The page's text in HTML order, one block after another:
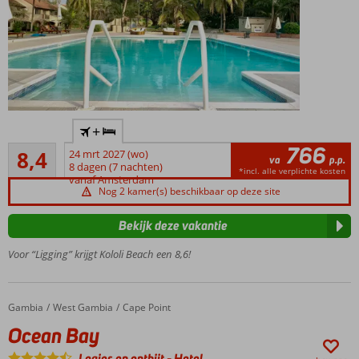
het
strand
loopafstand
van Kololi
Aapjes in
de
tuin
Ontbijt
mogelijk
8,4Zeer goed
165
beoordelingen
+
24 mrt 2027 (wo)
8 dagen (7 nachten)
vanaf Amsterdam
va 766 p.p.
*incl. alle verplichte kosten
Nog 2 kamer(s) beschikbaar op deze site
Voor “Ligging” krijgt Kololi Beach een 8,6!
Bekijk deze vakantie
Home
Gambia West Gambia Cape Point
Ocean Bay
Ocean Bay